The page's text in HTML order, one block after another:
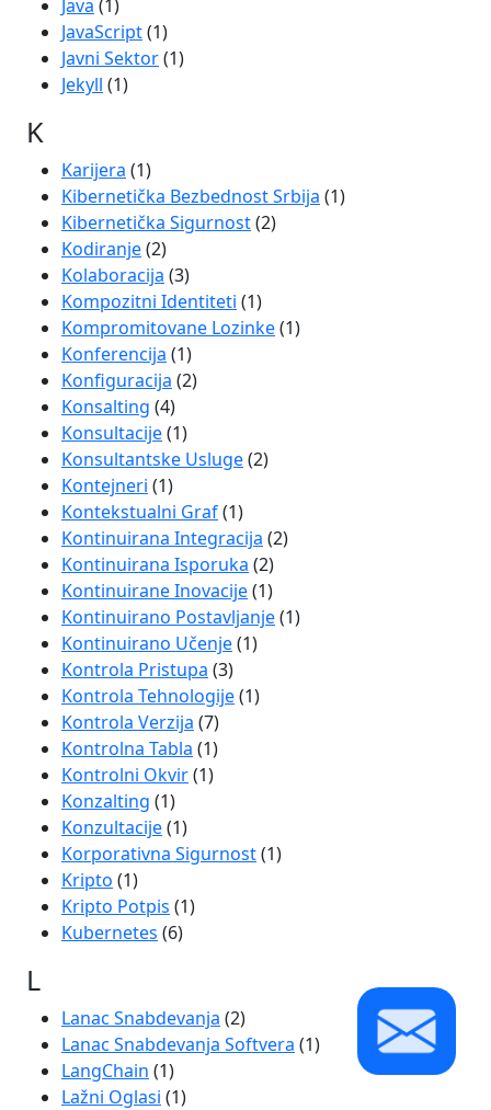
Java (1)
JavaScript(1)
Javni Sektor(1)
Jekyll (1)
K
Karijera (1)
Kibernetička Bezbednost Srbija (1)
Kibernetička Sigurnost(2)
Kodiranje(2)
Kolaboracija (3)
Kompozitni Identiteti (1)
Kompromitovane Lozinke(1)
Konferencija (1)
Konfiguracija (2)
Konsalting (4)
Konsultacije(1)
Konsultantske Usluge(2)
Kontejneri (1)
Kontekstualni Graf(1)
Kontinuirana Integracija (2)
Kontinuirana Isporuka (2)
Kontinuirane Inovacije(1)
Kontinuirano Postavljanje(1)
Kontinuirano Učenje(1)
Kontrola Pristupa (3)
Kontrola Tehnologije(1)
Kontrola Verzija (7)
Kontrolna Tabla (1)
Kontrolni Okvir(1)
Konzalting (1)
Konzultacije(1)
Korporativna Sigurnost(1)
Kripto (1)
Kripto Potpis (1)
Kubernetes (6)
L
Lanac Snabdevanja (2)
Lanac Snabdevanja Softvera (1)
LangChain (1)
Lažni Oglasi (1)